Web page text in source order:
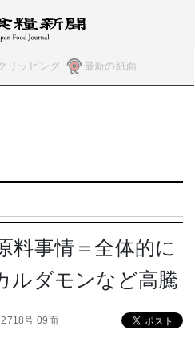
リッピング 最新の紙面
料事情＝全体的に
ダモンなど高騰
号 09面